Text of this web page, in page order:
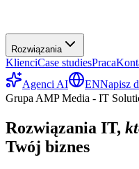
Rozwiązania
KlienciCase studiesPraca
Agenci AI
ENNapisz
Grupa AMP Media - IT
Rozwiązania IT,
Twój biznes